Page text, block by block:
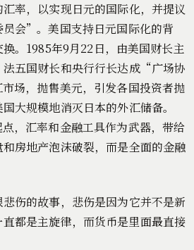
率，以实现日元的国际化，并提议
会”。美国支持日元国际化的背
。1985年9月22日，由美国财长主
五国财长和央行行长达成“广场协
场，抛售美元，引发各国投资者抛
大规模地消灭日本的外汇储备。
，汇率和金融工具作为武器，带给
房地产泡沫破裂，而是全面的金融
伤的故事，悲伤是因为它并不是新
都是主旋律，而货币是里面最直接